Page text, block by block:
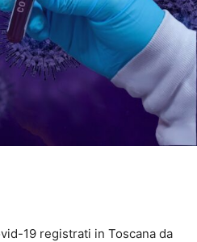
19 registrati in Toscana da